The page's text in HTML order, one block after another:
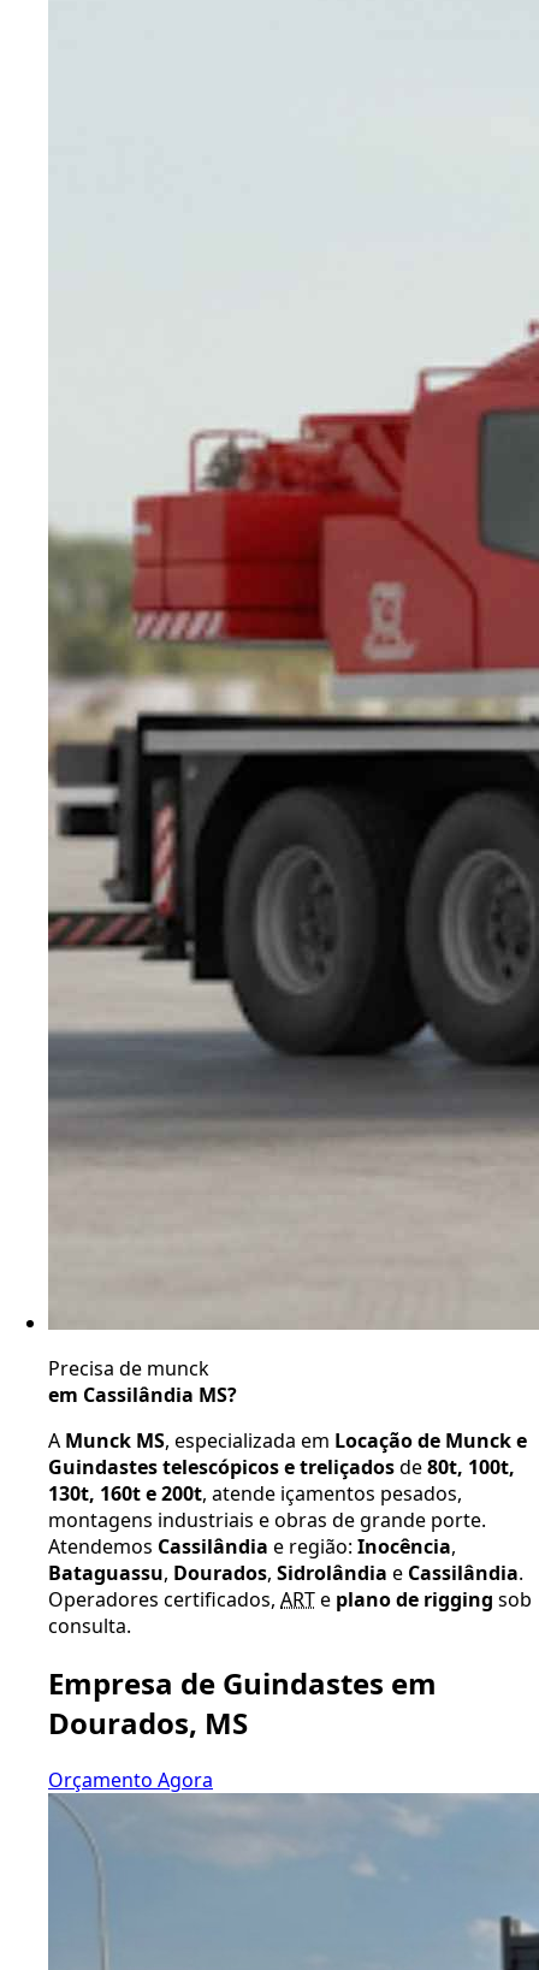
Precisa de munck
em Cassilândia MS?
A Munck MS, especializada em Locação de Munck e
Guindastes telescópicos e treliçadosde80t, 100t,
130t, 160t e 200t, atende içamentos pesados,
montagens industriais e obras de grande porte.
Atendemos Cassilândia e região: Inocência,
Bataguassu, Dourados, Sidrolândia e Cassilândia.
Operadores certificados, ARTe plano de rigging sob
consulta.
Empresa de Guindastes em
Dourados, MS
Orçamento Agora